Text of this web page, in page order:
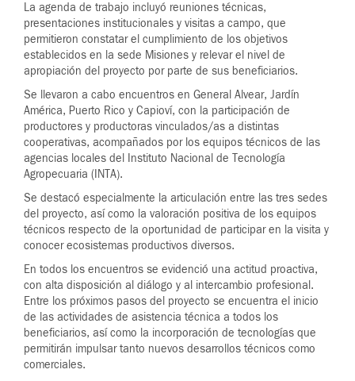
La agenda de trabajo incluyó reuniones técnicas,
presentaciones institucionales y visitas a campo, que
permitieron constatar el cumplimiento de los objetivos
establecidos en la sede Misiones y relevar el nivel de
apropiación del proyecto por parte de sus beneficiarios.
Se llevaron a cabo encuentros en General Alvear, Jardín
América, Puerto Rico y Capioví, con la participación de
productores y productoras vinculados/as a distintas
cooperativas, acompañados por los equipos técnicos de las
agencias locales del Instituto Nacional de Tecnología
Agropecuaria (INTA).
Se destacó especialmente la articulación entre las tres sedes
del proyecto, así como la valoración positiva de los equipos
técnicos respecto de la oportunidad de participar en la visita y
conocer ecosistemas productivos diversos.
En todos los encuentros se evidenció una actitud proactiva,
con alta disposición al diálogo y al intercambio profesional.
Entre los próximos pasos del proyecto se encuentra el inicio
de las actividades de asistencia técnica a todos los
beneficiarios, así como la incorporación de tecnologías que
permitirán impulsar tanto nuevos desarrollos técnicos como
comerciales.